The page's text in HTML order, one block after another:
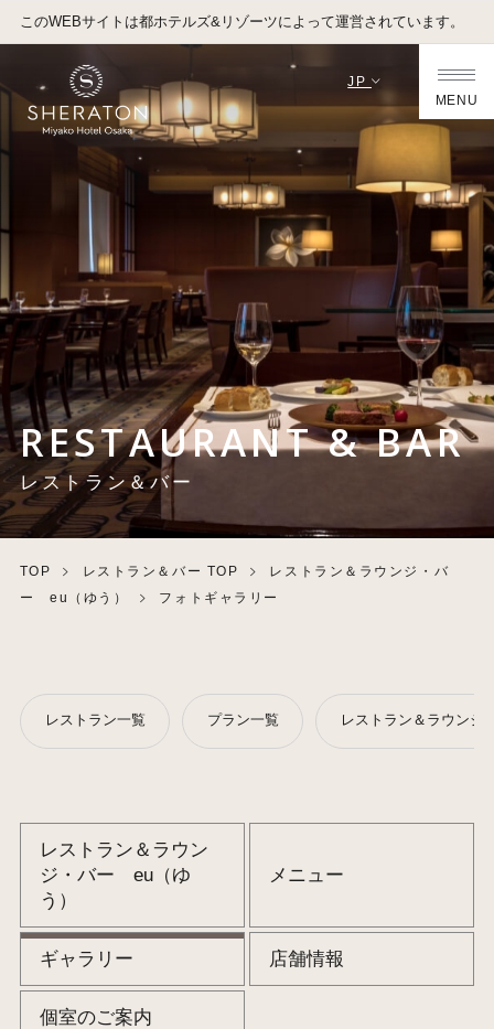
JP
MENU
RESTAURANT & BAR
レストラン＆バー
このWEBサイトは都ホテルズ&リゾーツによって運営されています。
TOP レストラン＆バー TOP
レストラン＆ラウンジ・バ
ー eu（ゆう）
フォトギャラリー
レストラン一覧 プラン一覧 レストラン＆ラウン
レストラン＆ラウン
ジ・バー eu（ゆ
う）
メニュー
ギャラリー 店舗情報
個室のご案内